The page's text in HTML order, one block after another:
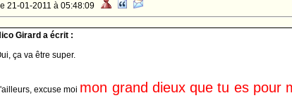
21-01-2011 à 05:48:09
Girard a écrit :
ça va être super.
excuse moi mon grand dieux que tu es pour